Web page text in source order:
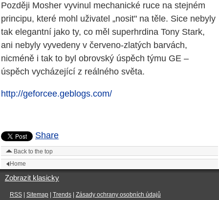
Později Mosher vyvinul mechanické ruce na stejném
principu, které mohl uživatel „nosit" na těle. Sice nebyly
tak elegantní jako ty, co měl superhrdina Tony Stark,
ani nebyly vyvedeny v červeno-zlatých barvách,
nicméně i tak to byl obrovský úspěch týmu GE –
úspěch vycházející z reálného světa.
http://geforcee.geblogs.com/
Share
Back to the top
Home
Zobrazit klasicky
RSS| Sitemap| Trends| Zásady ochrany osobních údajů